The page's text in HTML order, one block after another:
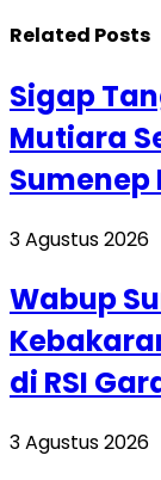
Related Posts
Sigap
Mutiara
Sumenep
3 Agustus 2026
Wabup
di RSI
3 Agustus 2026